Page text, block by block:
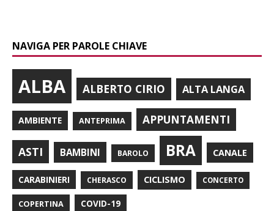
NAVIGA PER PAROLE CHIAVE
ALBA ALBERTO CIRIO ALTA LANGA
AMBIENTE ANTEPRIMA APPUNTAMENTI
ASTI BAMBINI BAROLO BRA CANALE
CARABINIERI CHERASCO CICLISMO CONCERTO
COPERTINA COVID-19